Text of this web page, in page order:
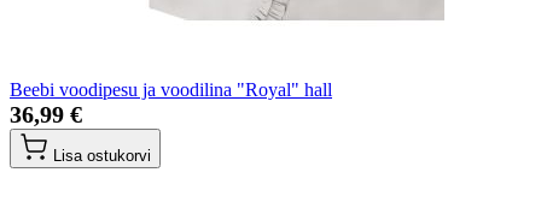
Beebi voodipesu ja voodilina "Royal" hall
36,99 €
Lisa ostukorvi